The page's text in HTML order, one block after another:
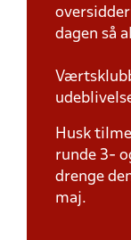
dagen så
Husk
runde 3-
drenge
maj.